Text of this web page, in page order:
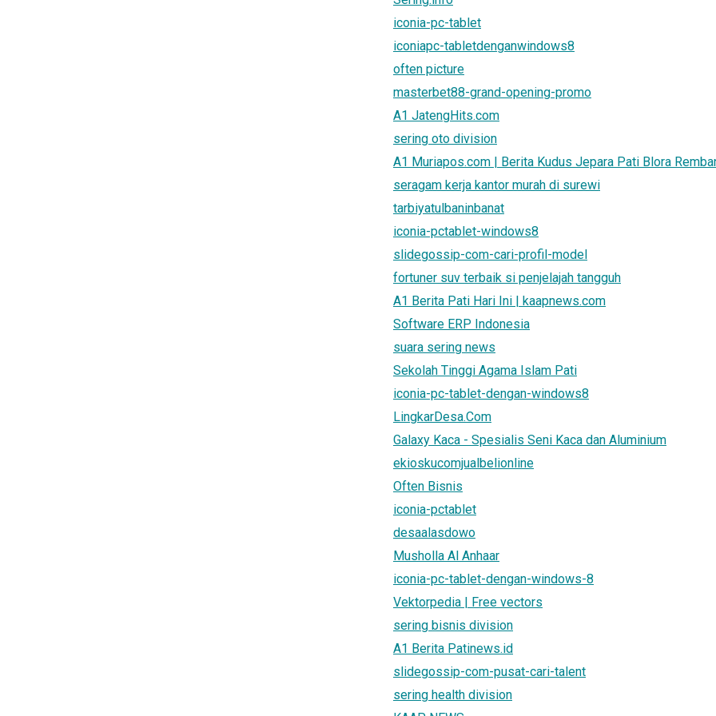
iconia-pc-tablet
iconiapc-tabletdenganwindows8
often picture
masterbet88-grand-opening-promo
A1 JatengHits.com
sering oto division
A1 Muriapos.com | Berita Kudus Jepara Pati Blora
seragam kerja kantor murah di surewi
tarbiyatulbaninbanat
iconia-pctablet-windows8
slidegossip-com-cari-profil-model
fortuner suv terbaik si penjelajah tangguh
A1 Berita Pati Hari Ini | kaapnews.com
Software ERP Indonesia
suara sering news
Sekolah Tinggi Agama Islam Pati
iconia-pc-tablet-dengan-windows8
LingkarDesa.Com
Galaxy Kaca - Spesialis Seni Kaca dan Aluminium
ekioskucomjualbelionline
Often Bisnis
iconia-pctablet
desaalasdowo
Musholla Al Anhaar
iconia-pc-tablet-dengan-windows-8
Vektorpedia | Free vectors
sering bisnis division
A1 Berita Patinews.id
slidegossip-com-pusat-cari-talent
sering health division